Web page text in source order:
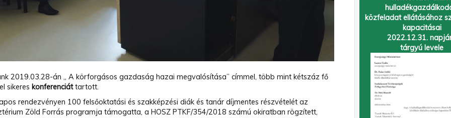
2019.03.28-án „ A körforgásos gazdaság hazai megvalósítása” címmel, több mint kétszáz fő
sikeres konferenciáttartott.
rendezvényen 100 felsőoktatási és szakképzési diák és tanár díjmentes részvételét az
Zöld Forrás programja támogatta, a HOSZ PTKF/354/2018 számú okiratban rögzített,
közfeladat ellátásához
kapacitásai
2022.12.31.
tárgyú levele